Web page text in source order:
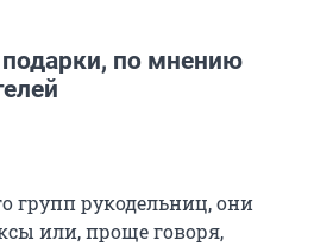
по мнению
групп рукодельниц, они
или, проще говоря,